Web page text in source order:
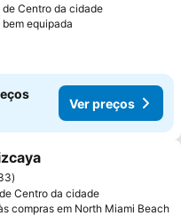
Centro da cidade
equipada
Ver preços
aos favoritos
Centro da cidade
compras em North Miami Beach